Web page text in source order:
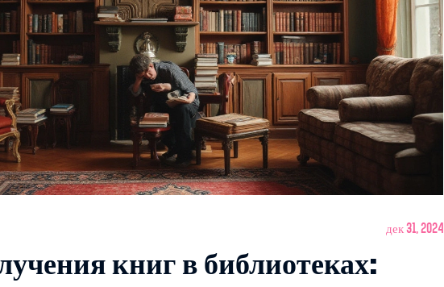
дек 31, 2024
книг в библиотеках: